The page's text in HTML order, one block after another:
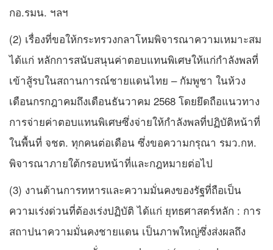
กอ.รมน. ฯลฯ
(2) เรื่องที่ขอให้กระทรวงกลาโหมพิจารณาความเหมาะสม
ได้แก่ หลักการสนับสนุนค่าตอบแทนพิเศษให้แก่กำลังพลที่
เข้าสู้รบในสถานการณ์ชายแดนไทย – กัมพูชา ในห้วง
เดือนกรกฎาคมถึงเดือนธันวาคม 2568 โดยยึดถือแนวทาง
การจ่ายค่าตอบแทนพิเศษซึ่งจ่ายให้กำลังพลที่ปฏิบัติหน้าที่
ในพื้นที่ จชต. ทุกคนต่อเดือน ซึ่งขอความกรุณา รมว.กห.
พิจารณาภายใต้กรอบหน้าที่และกฎหมายต่อไป
(3) งานด้านการทหารและความมั่นคงของรัฐที่ถือเป็น
ความเร่งด่วนที่ต้องเร่งปฏิบัติ ได้แก่ ยุทธศาสตร์หลัก : การ
สถาปนาความมั่นคงชายแดน เป็นภาพใหญ่ซึ่งส่งผลถึง